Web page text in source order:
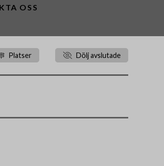
OSS
Platser Dölj avslutade